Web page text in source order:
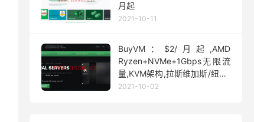
月起
2021-10-11
BuyVM：$2/月起,AMD
Ryzen+NVMe+1Gbps无限流
量,KVM架构,拉斯维加斯/纽约/
迈阿密
2021-10-02